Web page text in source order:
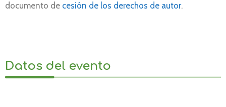
documento de cesión de los derechos de autor.
Datos del evento